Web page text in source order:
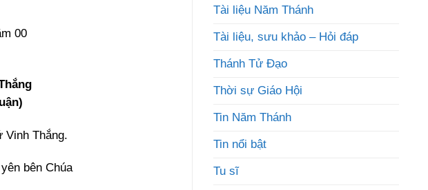
00
Vinh Thắng.
bên Chúa
Tài liệu Năm Thánh
Tài liệu, sưu khảo – Hỏi đáp
Thánh Tử Đạo
Thời sự Giáo Hội
Tin Năm Thánh
Tin nổi bật
Tu sĩ